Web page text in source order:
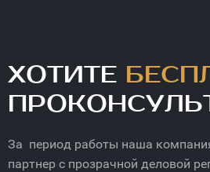
ХОТИТЕ
За период работы наша
партнер с прозрачной деловой